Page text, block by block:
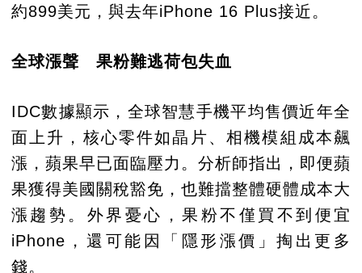
約899美元，與去年iPhone 16 Plus接近。
全球漲聲 果粉難逃荷包失血
IDC數據顯示，全球智慧手機平均售價近年全
面上升，核心零件如晶片、相機模組成本飆
漲，蘋果早已面臨壓力。分析師指出，即便蘋
果獲得美國關稅豁免，也難擋整體硬體成本大
漲趨勢。外界憂心，果粉不僅買不到便宜
iPhone，還可能因「隱形漲價」掏出更多
錢。